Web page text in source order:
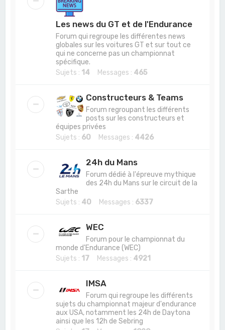
Les news du GT et de l'Endurance
Forum qui regroupe les différentes news
globales sur les voitures GT et sur tout ce
qui ne concerne pas un championnat
spécifique.
Sujets : 14 Messages : 465
Constructeurs & Teams
Forum regroupant les différents
posts sur les constructeurs et
équipes privées
Sujets : 60 Messages : 4426
24h du Mans
Forum dédié à l'épreuve mythique
des 24h du Mans sur le circuit de la
Sarthe
Sujets : 40 Messages : 6337
WEC
Forum pour le championnat du
monde d'Endurance (WEC)
Sujets : 17 Messages : 4921
IMSA
Forum qui regroupe les différents
sujets du championnat majeur d'endurance
aux USA, notamment les 24h de Daytona
ainsi que les 12h de Sebring